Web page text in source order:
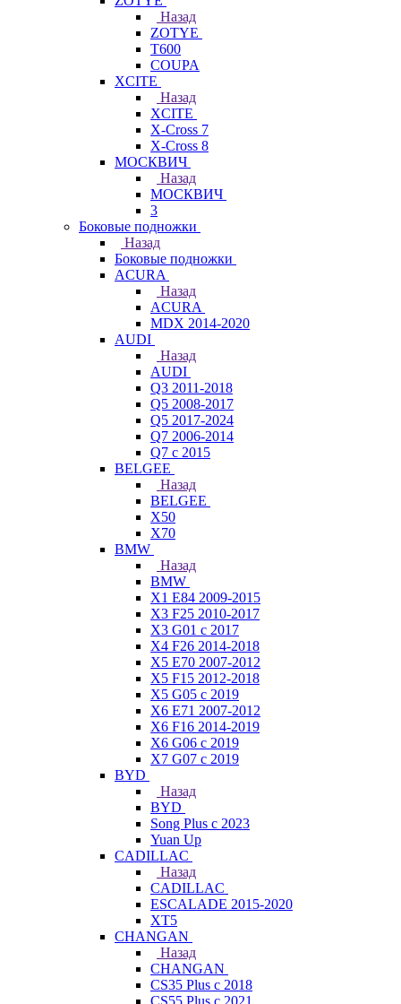
Назад
ZOTYE
T600
COUPA
XCITE
Назад
XCITE
X-Cross 7
X-Cross 8
МОСКВИЧ
Назад
МОСКВИЧ
3
Боковые подножки
Назад
Боковые подножки
ACURA
Назад
ACURA
MDX 2014-2020
AUDI
Назад
AUDI
Q3 2011-2018
Q5 2008-2017
Q5 2017-2024
Q7 2006-2014
Q7 с 2015
BELGEE
Назад
BELGEE
X50
X70
BMW
Назад
BMW
X1 E84 2009-2015
X3 F25 2010-2017
X3 G01 с 2017
X4 F26 2014-2018
X5 E70 2007-2012
X5 F15 2012-2018
X5 G05 с 2019
X6 E71 2007-2012
X6 F16 2014-2019
X6 G06 с 2019
X7 G07 с 2019
BYD
Назад
BYD
Song Plus с 2023
Yuan Up
CADILLAC
Назад
CADILLAC
ESСALADE 2015-2020
XT5
CHANGAN
Назад
CHANGAN
CS35 Plus с 2018
CS55 Plus с 2021